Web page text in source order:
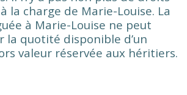
la charge de Marie-Louise. La
à Marie-Louise ne peut
la quotité disponible d’un
valeur réservée aux héritiers.